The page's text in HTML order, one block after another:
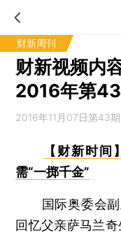
财新周刊
财新视频内
2016年第43
2016年11月07日第43期
【财新时
需“一掷千金”
国际奥委会副
回忆父亲萨马兰